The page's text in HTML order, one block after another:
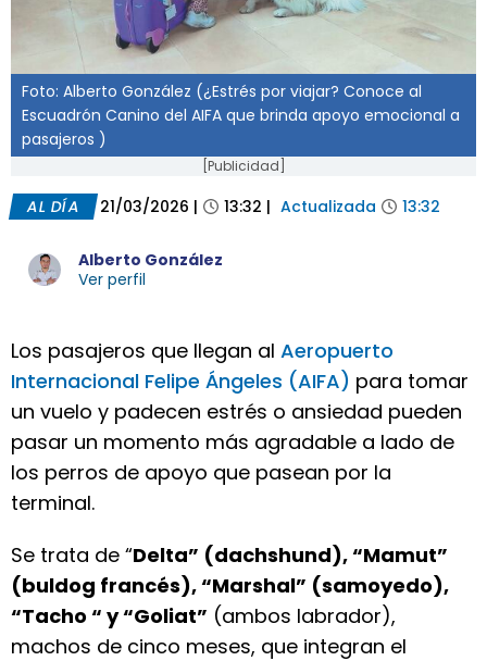
Foto: Alberto González (¿Estrés por viajar? Conoce al
Escuadrón Canino del AIFA que brinda apoyo emocional a
pasajeros )
[Publicidad]
AL DÍA 21/03/2026 | 13:32 | Actualizada 13:32
Alberto González
Ver perfil
Los pasajeros que llegan al Aeropuerto
Internacional Felipe Ángeles (AIFA) para tomar
un vuelo y padecen estrés o ansiedad pueden
pasar un momento más agradable a lado de
los perros de apoyo que pasean por la
terminal.
Se trata de “Delta” (dachshund), “Mamut”
(buldog francés), “Marshal” (samoyedo),
“Tacho “ y “Goliat” (ambos labrador),
machos de cinco meses, que integran el